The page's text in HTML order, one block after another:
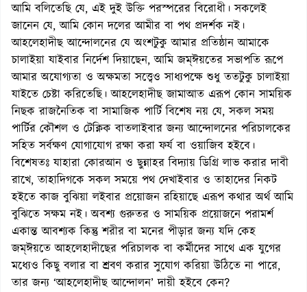
আমি বলিতেছি যে, এই দুই উক্তি পরস্পরের বিরোধী। সকলেই
জানেন যে, আমি কোন দলের আমীর বা পথ প্রদর্শক নই।
আহলেহাদীছ আন্দোলনের যে অংশটুকু আমার প্রতিষ্ঠান আমাকে
চালাইয়া যাইবার নির্দেশ দিয়াছেন, আমি জম্ঈয়তের সভাপতি রূপে
আমার অযোগ্যতা ও অক্ষমতা সত্ত্বেও সাধ্যপক্ষে শুধু ততটুকু চালাইয়া
যাইতে চেষ্টা করিতেছি। আহলেহাদীছ জামাআত এরূপ কোন সাময়িক
নিছক রাজনৈতিক বা সামাজিক পার্টি বিশেষ নয় যে, সকল সময়
পার্টির কৌশল ও টেক্নিক বাতলাইবার জন্য আন্দোলনের পরিচালকের
সহিত সর্বক্ষণ যোগাযোগ রক্ষা করা ফর্য বা ওয়াজিব হইবে।
বিশেষতঃ যাহারা কোরআন ও ছুন্নাহর বিদ্যায় ডিগ্রি লাভ করার দাবী
রাখে, তাহাদিগকে সকল সময়ে পথ দেখাইবার ও তাহাদের নিকট
হইতে কাজ বুঝিয়া লইবার প্রয়োজন রহিয়াছে এরূপ কথার অর্থ আমি
বুঝিতে সক্ষম নই। অবশ্য গুরুতর ও সাময়িক প্রয়োজনে পরামর্শ
একান্ত আবশ্যক কিন্তু শরীর বা মনের পীড়ার জন্য যদি কেহ
জম্ঈয়তে আহলেহাদীছের পরিচালক বা কর্মীদের সাথে এক যুগের
মধ্যেও কিছু বলার বা শ্রবণ করার সুযোগ করিয়া উঠিতে না পারে,
তার জন্য ‘আহলেহাদীছ আন্দোলন’ দায়ী হইবে কেন?